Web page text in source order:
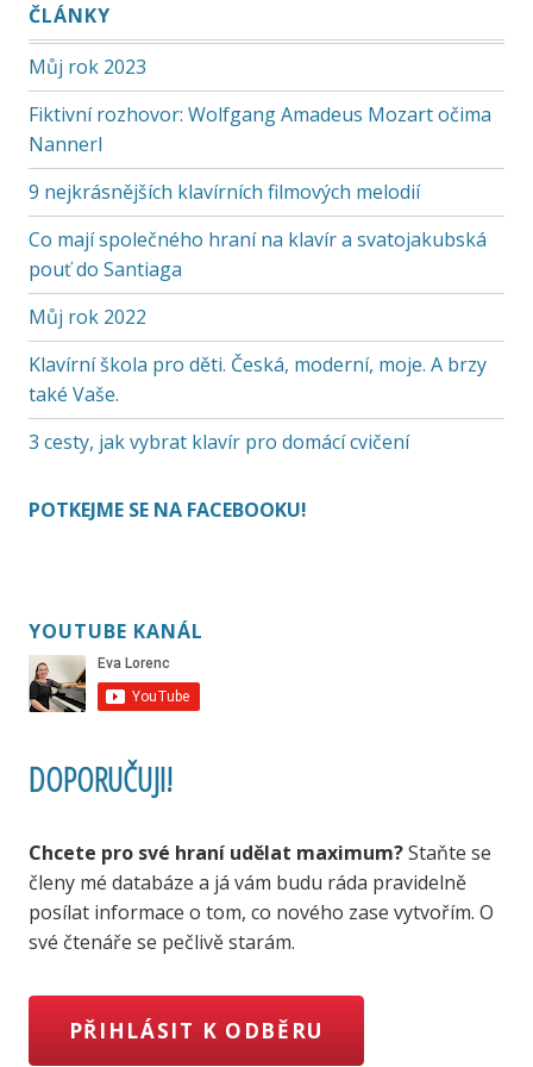
ČLÁNKY
Můj rok 2023
Fiktivní rozhovor: Wolfgang Amadeus Mozart očima
Nannerl
9 nejkrásnějších klavírních filmových melodií
Co mají společného hraní na klavír a svatojakubská
pouť do Santiaga
Můj rok 2022
Klavírní škola pro děti. Česká, moderní, moje. A brzy
také Vaše.
3 cesty, jak vybrat klavír pro domácí cvičení
POTKEJME SE NA FACEBOOKU!
YOUTUBE KANÁL
DOPORUČUJI!
Chcete pro své hraní udělat maximum?Staňte se
členy mé databáze a já vám budu ráda pravidelně
posílat informace o tom, co nového zase vytvořím. O
své čtenáře se pečlivě starám.
PŘIHLÁSIT K ODBĚRU